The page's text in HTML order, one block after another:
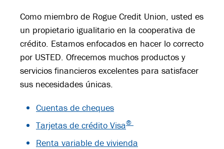
Como miembro de Rogue Credit Union, usted es
un propietario igualitario en la cooperativa de
crédito. Estamos enfocados en hacer lo correcto
por USTED. Ofrecemos muchos productos y
servicios financieros excelentes para satisfacer
sus necesidades únicas.
Cuentas de cheques
Tarjetas de crédito Visa®
Renta variable de vivienda